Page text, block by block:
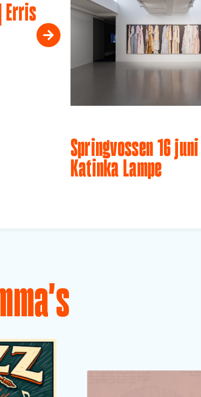
Erris
Springvossen 16 juni |
Katinka Lampe